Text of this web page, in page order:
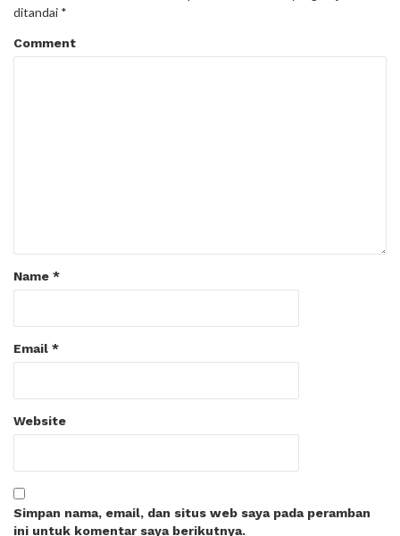
ditandai *
Comment
Name *
Email *
Website
Simpan nama, email, dan situs web saya pada peramban
ini untuk komentar saya berikutnya.